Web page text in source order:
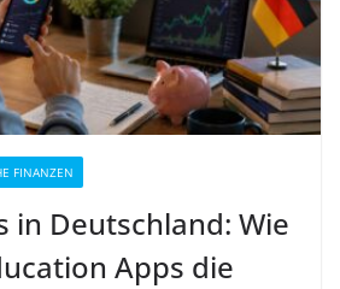
FINANZEN
in Deutschland: Wie
Apps die